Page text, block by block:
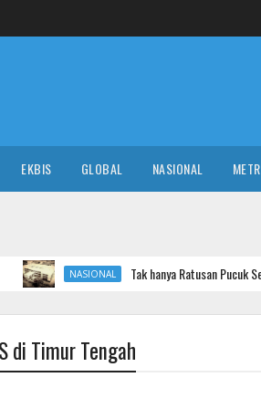
EKBIS GLOBAL NASIONAL
Tak hanya Ratusan Pucuk Senpi, Ada
di Timur Tengah